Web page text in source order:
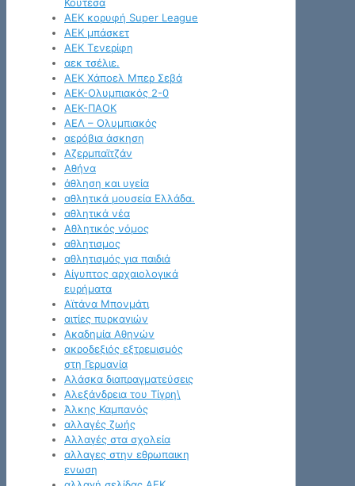
ΑΕΚ κορυφή Super League
ΑΕΚ μπάσκετ
ΑΕΚ Τενερίφη
αεκ τσέλιε.
ΑΕΚ Χάποελ Μπερ Σεβά
ΑΕΚ-Ολυμπιακός 2-0
ΑΕΚ-ΠΑΟΚ
ΑΕΛ – Ολυμπιακός
αερόβια άσκηση
Αζερμπαϊτζάν
Αθήνα
άθληση και υγεία
αθλητικά μουσεία Ελλάδα.
αθλητικά νέα
Αθλητικός νόμος
αθλητισμος
αθλητισμός για παιδιά
Αίγυπτος αρχαιολογικά
ευρήματα
Αϊτάνα Μπονμάτι
αιτίες πυρκαγιών
Ακαδημία Αθηνών
ακροδεξιός εξτρεμισμός
στη Γερμανία
Αλάσκα διαπραγματεύσεις
Αλεξάνδρεια του Τίγρη\
Άλκης Καμπανός
αλλαγές ζωής
Αλλαγές στα σχολεία
αλλαγες στην εθρωπαικη
ενωση